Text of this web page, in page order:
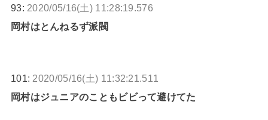
93: 2020/05/16(土) 11:28:19.576
岡村はとんねるず派閥
101: 2020/05/16(土) 11:32:21.511
岡村はジュニアのこともビビって避けてた